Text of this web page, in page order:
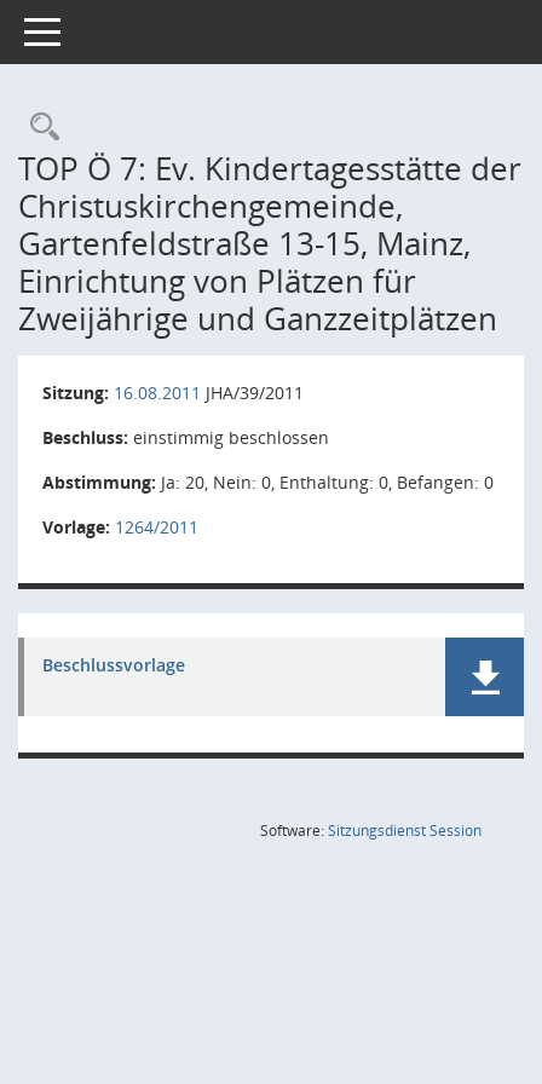
Toggle navigation
Rechercheauswahl
TOP Ö 7: Ev. Kindertagesstätte der
Christuskirchengemeinde,
Gartenfeldstraße 13-15, Mainz,
Einrichtung von Plätzen für
Zweijährige und Ganzzeitplätzen
Sitzung: 16.08.2011 JHA/39/2011
Beschluss: einstimmig beschlossen
Abstimmung: Ja: 20, Nein: 0, Enthaltung: 0, Befangen: 0
Vorlage: 1264/2011
Beschlussvorlage
Software:SitzungsdienstSession(Wird in